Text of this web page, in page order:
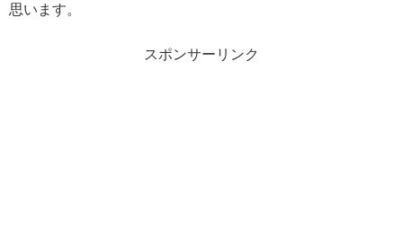
思います。
スポンサーリンク